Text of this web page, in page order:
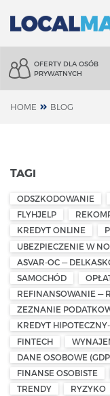
OFERTY DLA OSÓB
PRYWATNYCH
HOME BLOG
TAGI
ODSZKODOWANIE
FLYHJELP
KREDYT ONLINE
UBEZPIECZENIE W
ASVAR-OC —
SAMOCHÓD
REFINANSOWANIE —
ZEZNANIE
KREDYT
FINTECH
DANE OSOBOWE
FINANSE OSOBISTE
TRENDY
RYZYKO